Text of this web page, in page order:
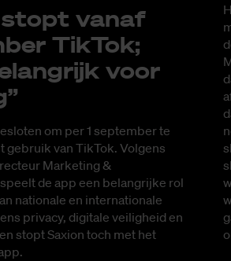
stopt van­af
Tik­Tok;
voor
om per 1 september te
gebruik van TikTok. Volgens
Marketing &
de app een belangrijke rol
nationale en internationale
privacy, digitale veiligheid en
stopt Saxion toch met het